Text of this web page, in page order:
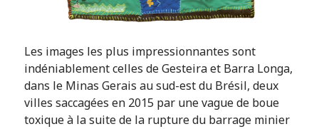
Les images les plus impressionnantes sont
indéniablement celles de Gesteira et Barra Longa,
dans le Minas Gerais au sud-est du Brésil, deux
villes saccagées en 2015 par une vague de boue
toxique à la suite de la rupture du barrage minier